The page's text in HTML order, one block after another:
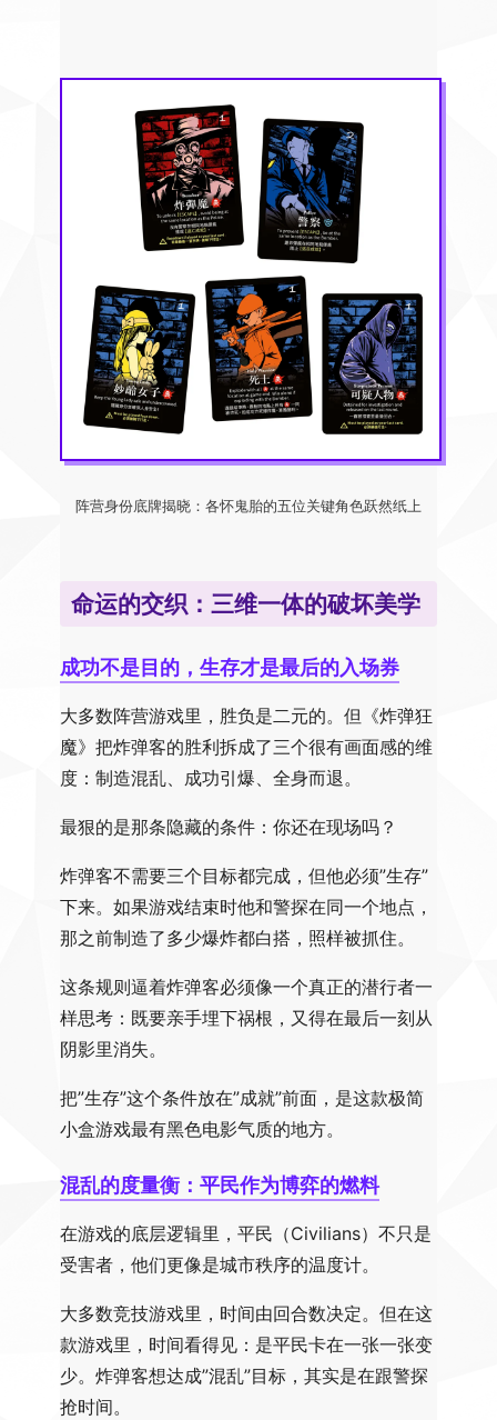
阵营身份底牌揭晓：各怀鬼胎的五位关键角色跃然纸上
命运的交织：三维一体的破坏美学
成功不是目的，生存才是最后的入场券
大多数阵营游戏里，胜负是二元的。但《炸弹狂
魔》把炸弹客的胜利拆成了三个很有画面感的维
度：制造混乱、成功引爆、全身而退。
最狠的是那条隐藏的条件：你还在现场吗？
炸弹客不需要三个目标都完成，但他必须”生存”
下来。如果游戏结束时他和警探在同一个地点，
那之前制造了多少爆炸都白搭，照样被抓住。
这条规则逼着炸弹客必须像一个真正的潜行者一
样思考：既要亲手埋下祸根，又得在最后一刻从
阴影里消失。
把”生存”这个条件放在”成就”前面，是这款极简
小盒游戏最有黑色电影气质的地方。
混乱的度量衡：平民作为博弈的燃料
在游戏的底层逻辑里，平民（Civilians）不只是
受害者，他们更像是城市秩序的温度计。
大多数竞技游戏里，时间由回合数决定。但在这
款游戏里，时间看得见：是平民卡在一张一张变
少。炸弹客想达成”混乱”目标，其实是在跟警探
抢时间。